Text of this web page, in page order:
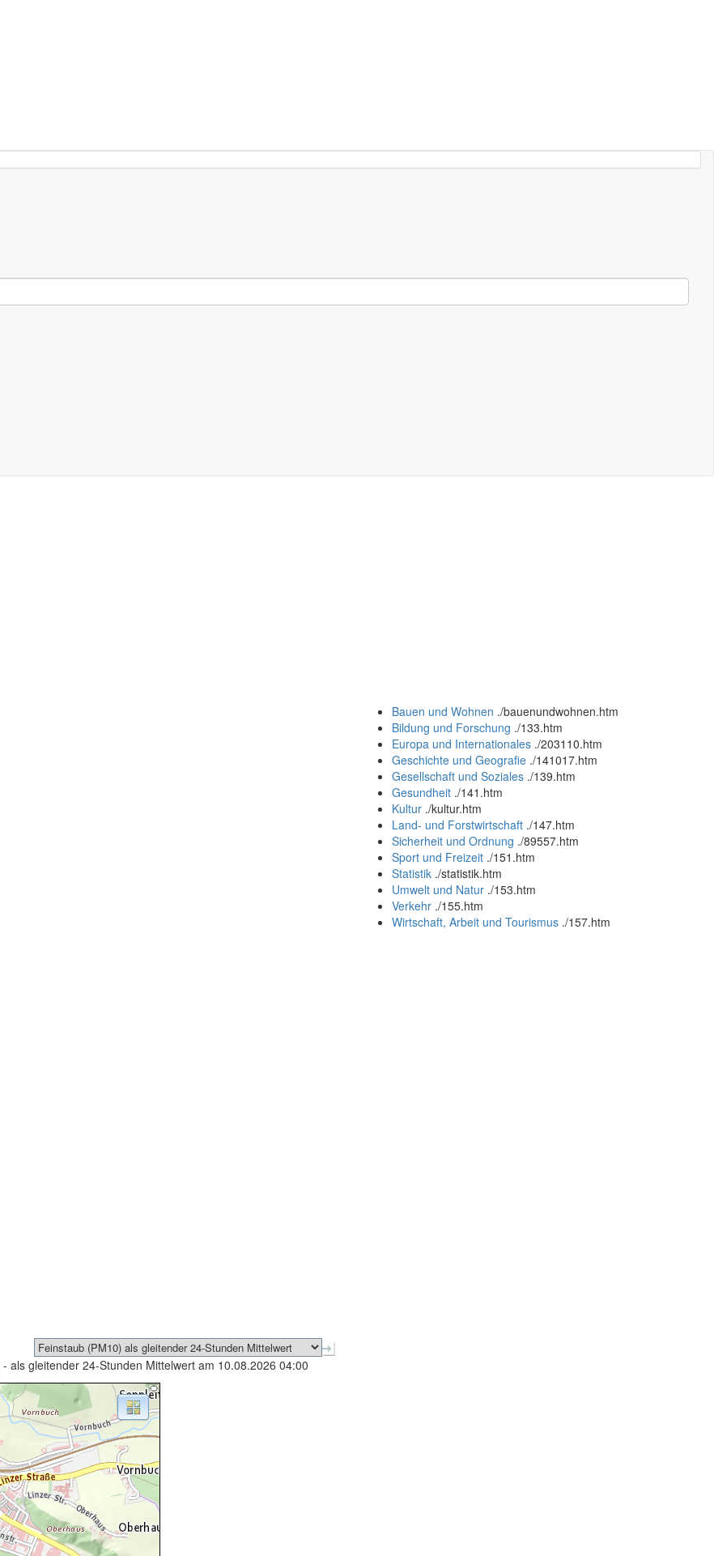
Bauen und Wohnen ./bauenundwohnen.htm
Bildung und Forschung ./133.htm
Europa und Internationales ./203110.htm
Geschichte und Geografie ./141017.htm
Gesellschaft und Soziales ./139.htm
Gesundheit ./141.htm
Kultur ./kultur.htm
Land- und Forstwirtschaft ./147.htm
Sicherheit und Ordnung ./89557.htm
Sport und Freizeit ./151.htm
Statistik ./statistik.htm
Umwelt und Natur ./153.htm
Verkehr ./155.htm
Wirtschaft, Arbeit und Tourismus ./157.htm
- als gleitender 24-Stunden Mittelwert am 10.08.2026 04:00